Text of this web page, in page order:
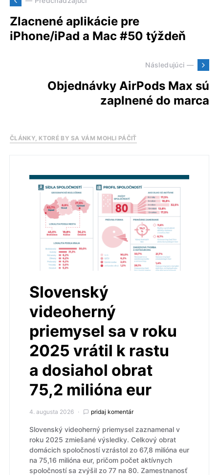
Zlacnené aplikácie pre
iPhone/iPad a Mac #50 týždeň
Následujúci —
Objednávky AirPods Max sú
zaplnené do marca
ČLÁNKY, KTORÉ BY SA VÁM MOHLI PÁČIŤ
Slovenský
videoherný
priemysel sa v roku
2025 vrátil k rastu
a dosiahol obrat
75,2 milióna eur
4. augusta 2026 pridaj komentár
Slovenský videoherný priemysel zaznamenal v
roku 2025 zmiešané výsledky. Celkový obrat
domácich spoločností vzrástol zo 67,8 milióna eur
na 75,16 milióna eur, pričom počet aktívnych
spoločností sa zvýšil zo 77 na 80. Zamestnanosť